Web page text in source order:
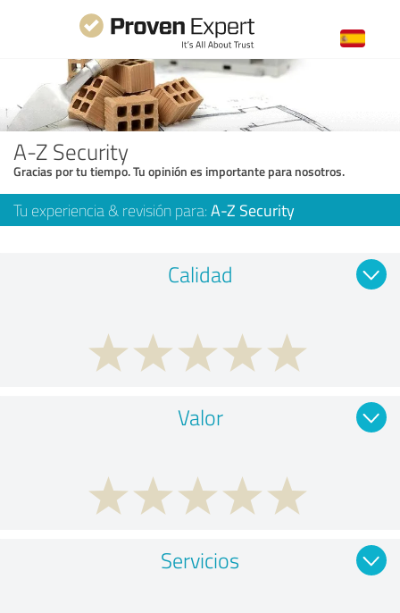
A-Z Security
Gracias por tu tiempo. Tu opinión es importante para nosotros.
Tu experiencia & revisión para: A-Z Security
Calidad
Valor
Servicios